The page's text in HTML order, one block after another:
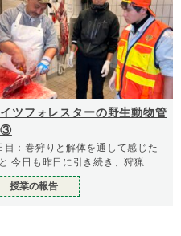
イツフォレスターの野生動物管
③
目：巻狩りと解体を通して感じた
こと 今日も昨日に引き続き、狩猟
授業の報告